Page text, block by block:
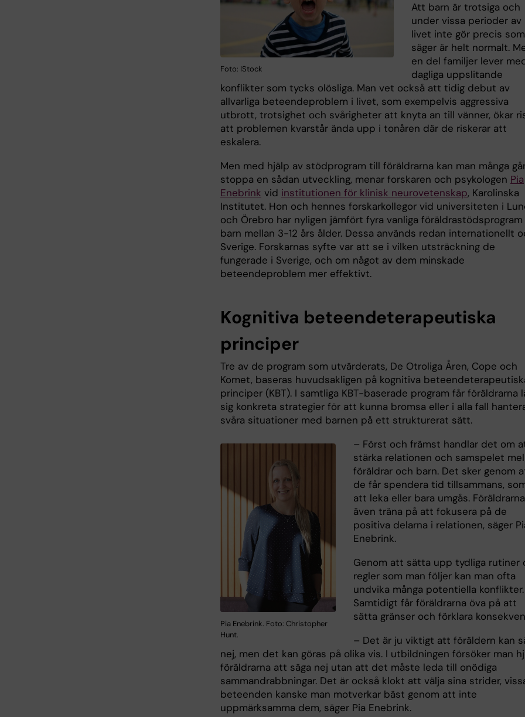
Foto: IStock
Att barn är trotsiga och
under vissa perioder av
livet inte gör precis
säger är helt normalt.
en del familjer lever
dagliga uppslitande
konflikter som tycks olösliga. Man vet också att tidig debut av
allvarliga beteendeproblem i livet, som exempelvis aggressiva
utbrott, trotsighet och svårigheter att knyta an till vänner, ökar
att problemen kvarstår ända upp i tonåren där de riskerar att
eskalera.
Men med hjälp av stödprogram till föräldrarna kan man många
stoppa en sådan utveckling, menar forskaren och psykologen Pia
Enebrink vid institutionen för klinisk neurovetenskap, Karolinska
Institutet. Hon och hennes forskarkollegor vid universiteten i
och Örebro har nyligen jämfört fyra vanliga
barn mellan 3-12 års ålder. Dessa används redan internationellt
Sverige. Forskarnas syfte var att se i vilken utsträckning de
fungerade i Sverige, och om något av dem minskade
beteendeproblem mer effektivt.
Kognitiva beteendeterapeutiska
principer
Tre av de program som utvärderats, De Otroliga Åren, Cope och
Komet, baseras huvudsakligen på kognitiva
principer (KBT). I samtliga KBT-baserade program får föräldrarna
sig konkreta strategier för att kunna bromsa eller i alla fall
svåra situationer med barnen på ett strukturerat sätt.
Pia Enebrink. Foto: Christopher
Hunt.
– Först och främst handlar det om
stärka relationen och samspelet
föräldrar och barn. Det sker genom
de får spendera tid tillsammans,
att leka eller bara umgås.
även träna på att fokusera på de
positiva delarna i relationen, säger
Enebrink.
Genom att sätta upp tydliga rutiner
regler som man följer kan man ofta
undvika många potentiella konflikter.
Samtidigt får föräldrarna öva på att
sätta gränser och förklara
– Det är ju viktigt att föräldern kan
nej, men det kan göras på olika vis. I utbildningen försöker man
föräldrarna att säga nej utan att det måste leda till onödiga
sammandrabbningar. Det är också klokt att välja sina strider,
beteenden kanske man motverkar bäst genom att inte
uppmärksamma dem, säger Pia Enebrink.